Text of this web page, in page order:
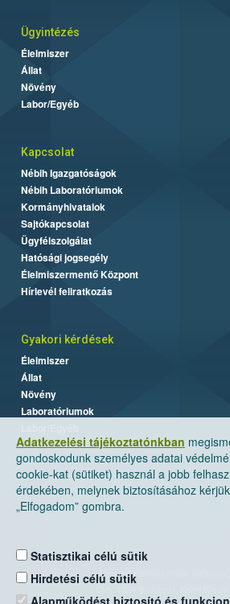
Adatkezelési tájékoztatónkban
gondoskodunk személyes adatai
cookie-kat (sütiket) használ a jobb
érdekében, melynek biztosításához
„Elfogadom” gombra.
Statisztikai célú sütik
Hirdetési célú sütik
Alapműködést biztosító és
Ügyintézés
Élelmiszer
Állat
Növény
Labor/Egyéb
Kapcsolat
Nébih Igazgatóságok
Nébih Laboratóriumok
Kormányhivatalok
Sajtókapcsolat
Ügyfélszolgálat
Hatósági jogsegély
Élelmiszermentő Központ
Hírlevél feliratkozás
Gyakori kérdések
Élelmiszer
Állat
Növény
Laboratóriumok
Nemzeti Élelmiszerlánc-biztonsági